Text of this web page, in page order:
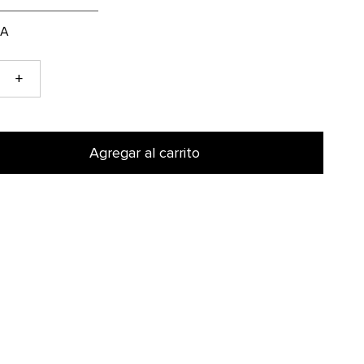
+
Agregar al carrito